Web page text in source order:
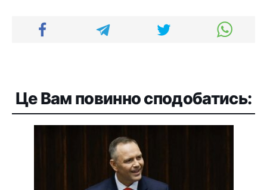
Це Вам повинно сподобатись: